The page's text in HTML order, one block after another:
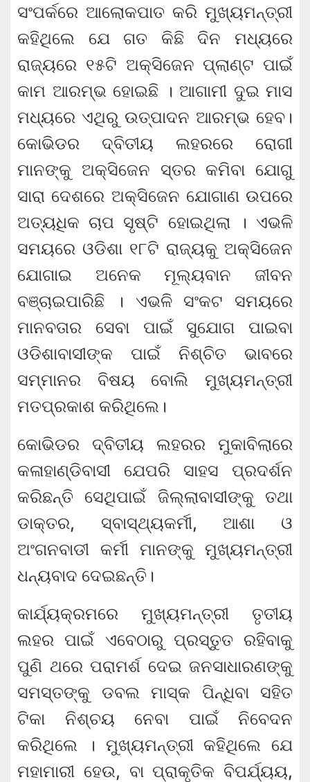
ସଂପର୍କରେ ଆଲୋକପାତ କରି ମୁଖ୍ୟମନ୍ତ୍ରୀ
କହିଥିଲେ ଯେ ଗତ କିଛି ଦିନ ମଧ୍ୟରେ
ରାଜ୍ୟରେ ୧୫ଟି ଅକ୍‌ସିଜେନ ପ୍ଲାଣ୍ଟ ପାଇଁ
କାମ ଆରମ୍ଭ ହୋଇଛି । ଆଗାମୀ ଦୁଇ ମାସ
ମଧ୍ୟରେ ଏଥିରୁ ଉତ୍ପାଦନ ଆରମ୍ଭ ହେବ।
କୋଭିଡର ଦ୍ବିତୀୟ ଲହରରେ ରୋଗୀ
ମାନଙ୍କୁ ଅକ୍‌ସିଜେନ ସ୍ତର କମିବା ଯୋଗୁ
ସାରା ଦେଶରେ ଅକ୍‌ସିଜେନ ଯୋଗାଣ ଉପରେ
ଅତ୍ୟଧିକ ଚାପ ସୃଷ୍ଟି ହୋଇଥିଲା । ଏଭଳି
ସମୟରେ ଓଡିଶା ୧୮ଟି ରାଜ୍ୟକୁ ଅକ୍‌ସିଜେନ
ଯୋଗାଇ ଅନେକ ମୂଲ୍ୟବାନ ଜୀବନ
ବଞ୍ଚାଇପାରିଛି । ଏଭଳି ସଂକଟ ସମୟରେ
ମାନବତାର ସେବା ପାଇଁ ସୁଯୋଗ ପାଇବା
ଓଡିଶାବାସୀଙ୍କ ପାଇଁ ନିଶ୍ଚିତ ଭାବରେ
ସମ୍ମାନର ବିଷୟ ବୋଲି ମୁଖ୍ୟମନ୍ତ୍ରୀ
ମତପ୍ରକାଶ କରିଥିଲେ।
କୋଭିଡର ଦ୍ବିତୀୟ ଲହରର ମୁକାବିଲାରେ
କଳାହାଣ୍ଡିବାସୀ ଯେପରି ସାହସ ପ୍ରଦର୍ଶନ
କରିଛନ୍ତି ସେଥିପାଇଁ ଜିଲ୍ଲାବାସୀଙ୍କୁ ତଥା
ଡାକ୍ତର, ସ୍ବାସ୍ଥ୍ୟକର୍ମୀ, ଆଶା ଓ
ଅଂଗନବାଡୀ କର୍ମୀ ମାନଙ୍କୁ ମୁଖ୍ୟମନ୍ତ୍ରୀ
ଧନ୍ୟବାଦ ଦେଇଛନ୍ତି।
କାର୍ଯ୍ୟକ୍ରମରେ ମୁଖ୍ୟମନ୍ତ୍ରୀ ତୃତୀୟ
ଲହର ପାଇଁ ଏବେଠାରୁ ପ୍ରସ୍ତୁତ ରହିବାକୁ
ପୁଣି ଥରେ ପରାମର୍ଶ ଦେଇ ଜନସାଧାରଣଙ୍କୁ
ସମସ୍ତଙ୍କୁ ଡବଲ ମାସ୍କ ପିନ୍ଧିବା ସହିତ
ଟିକା ନିଶ୍ଚୟ ନେବା ପାଇଁ ନିବେଦନ
କରିଥିଲେ । ମୁଖ୍ୟମନ୍ତ୍ରୀ କହିଥିଲେ ଯେ
ମହାମାରୀ ହେଉ, ବା ପ୍ରାକୃତିକ ବିପର୍ଯ୍ୟୟ,